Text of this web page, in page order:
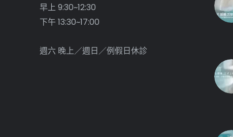
早上 9:30~12:30
下午 13:30~17:00
週六 晚上／週日／例假日休診